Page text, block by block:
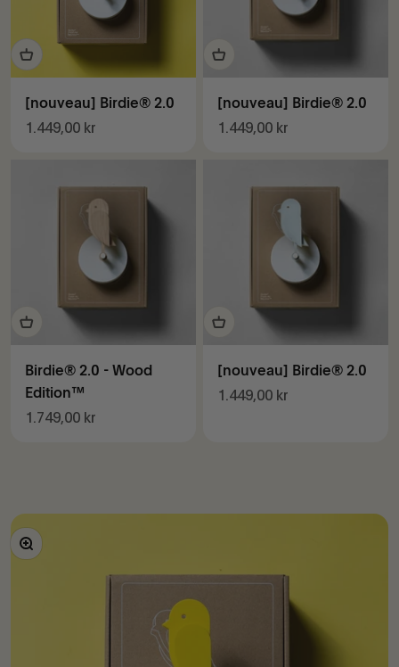
[nouveau] Birdie® 2.0
Prix de vente
1.449,00 kr
[nouveau] Birdie® 2.0
Prix de vente
1.449,00 kr
Birdie® 2.0 - Wood
Edition™
Prix de vente
1.749,00 kr
[nouveau] Birdie® 2.0
Prix de vente
1.449,00 kr
Zoomer sur l'image